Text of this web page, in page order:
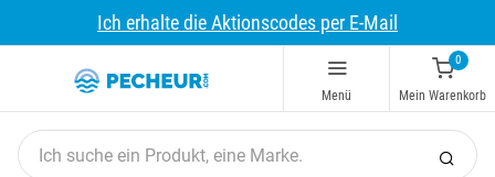
Ich erhalte die Aktionscodes per E-Mail
Menü
0
Mein Warenkorb